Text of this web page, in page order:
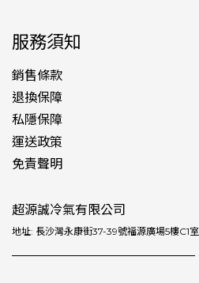
服務須知
銷售條款
退換保障
私隱保障
運送政策
免責聲明
超源誠冷氣有限公司
地址: 長沙灣永康街37-39號福源廣場5樓C1室